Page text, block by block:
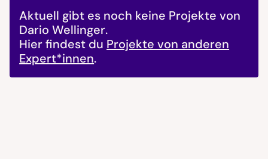
Aktuell gibt es noch keine Projekte von
Dario Wellinger.
Hier findest du Projekte von anderen
Expert*innen.